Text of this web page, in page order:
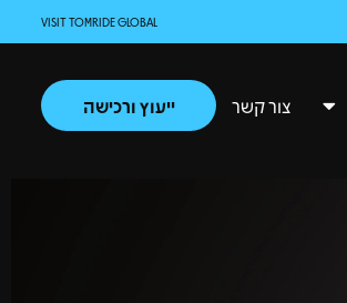
VISIT TOMRIDE GLOBAL
צור קשר ייעוץ ורכישה